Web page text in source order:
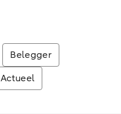
Belegger
Actueel